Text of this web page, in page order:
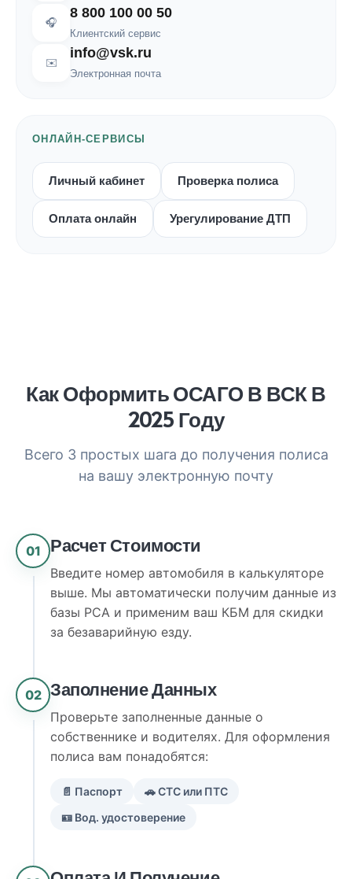
🎧
8 800 100 00 50
Клиентский сервис
✉️
info@vsk.ru
Электронная почта
ОНЛАЙН-СЕРВИСЫ
Личный кабинет Проверка полиса
Оплата онлайн Урегулирование ДТП
Как Оформить ОСАГО В ВСК В
2025 Году
Всего 3 простых шага до получения полиса
на вашу электронную почту
01 Расчет Стоимости
Введите номер автомобиля в калькуляторе
выше. Мы автоматически получим данные из
базы РСА и применим ваш КБМ для скидки
за безаварийную езду.
02 Заполнение Данных
Проверьте заполненные данные о
собственнике и водителях. Для оформления
полиса вам понадобятся:
📄 Паспорт
🚗 СТС или ПТС
🪪 Вод. удостоверение